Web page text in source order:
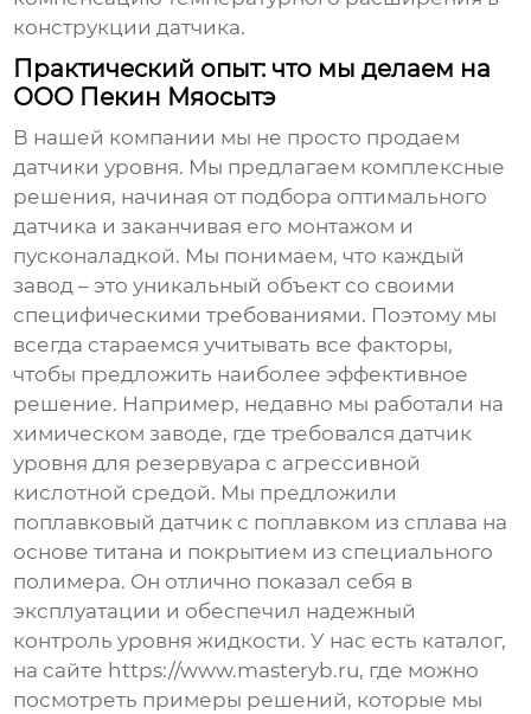
конструкции датчика.
Практический опыт: что мы делаем на
ООО Пекин Мяосытэ
В нашей компании мы не просто продаем
датчики уровня. Мы предлагаем комплексные
решения, начиная от подбора оптимального
датчика и заканчивая его монтажом и
пусконаладкой. Мы понимаем, что каждый
завод – это уникальный объект со своими
специфическими требованиями. Поэтому мы
всегда стараемся учитывать все факторы,
чтобы предложить наиболее эффективное
решение. Например, недавно мы работали на
химическом заводе, где требовался датчик
уровня для резервуара с агрессивной
кислотной средой. Мы предложили
поплавковый датчик с поплавком из сплава на
основе титана и покрытием из специального
полимера. Он отлично показал себя в
эксплуатации и обеспечил надежный
контроль уровня жидкости. У нас есть каталог,
на сайте https://www.masteryb.ru, где можно
посмотреть примеры решений, которые мы